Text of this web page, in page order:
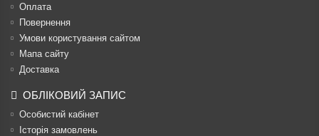
Оплата
Повернення
Умови користування сайтом
Мапа сайту
Доставка
ОБЛІКОВИЙ ЗАПИС
Особистий кабінет
Історія замовлень